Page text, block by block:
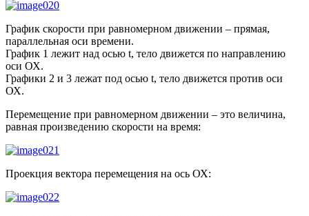
График скорости при равномерном движении – прямая,
параллельная оси времени.
График 1 лежит над осью t, тело движется по направлению
оси ОХ.
Графики 2 и 3 лежат под осью t, тело движется против оси
ОХ.
Перемещение при равномерном движении – это величина,
равная произведению скорости на время:
Проекция вектора перемещения на ось ОХ: